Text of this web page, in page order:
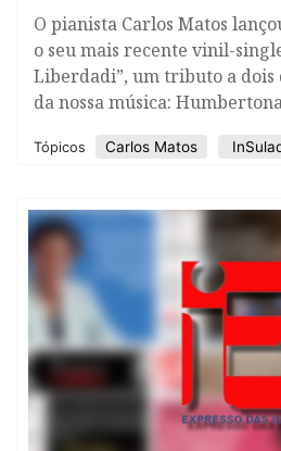
O pianista Carlos Matos
o seu mais recente vinil-
Liberdadi”, um tributo a dois
da nossa música:
Tópicos Carlos Matos